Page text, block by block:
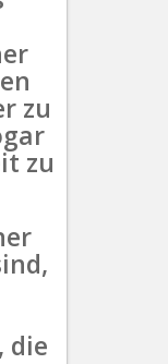
zu
zu
die